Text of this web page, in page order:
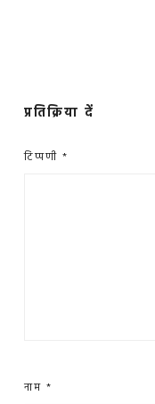
प्रतिक्रिया दें
टिप्पणी *
नाम *